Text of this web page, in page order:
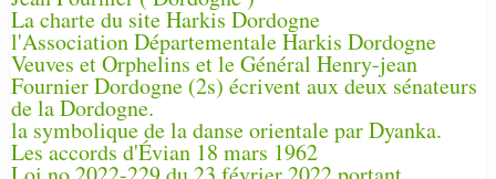
La charte du site Harkis Dordogne
l'Association Départementale Harkis Dordogne
Veuves et Orphelins et le Général Henry-jean
Fournier Dordogne (2s) écrivent aux deux sénateurs
de la Dordogne.
la symbolique de la danse orientale par Dyanka.
Les accords d'Évian 18 mars 1962